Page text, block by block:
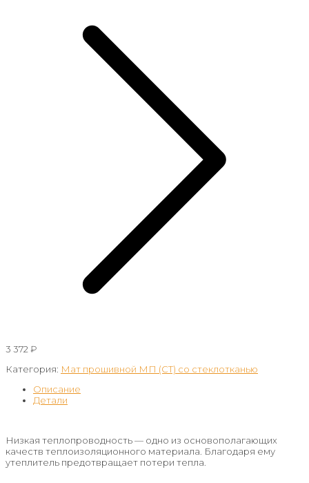
3 372 ₽
Категория: Мат прошивной МП (СТ) со стеклотканью
Описание
Детали
Низкая теплопроводность — одно из основополагающих
качеств теплоизоляционного материала. Благодаря ему
утеплитель предотвращает потери тепла.